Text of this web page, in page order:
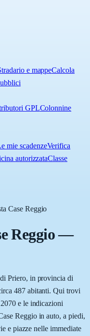
e mappeCalcola
GPLColonnine
mie scadenzeVerifica
autorizzataClasse
Case Reggio
Reggio—
Priero, in provincia di
487 abitanti. Qui trovi
e le indicazioni
Reggio in auto, a piedi,
e piazze nelle immediate